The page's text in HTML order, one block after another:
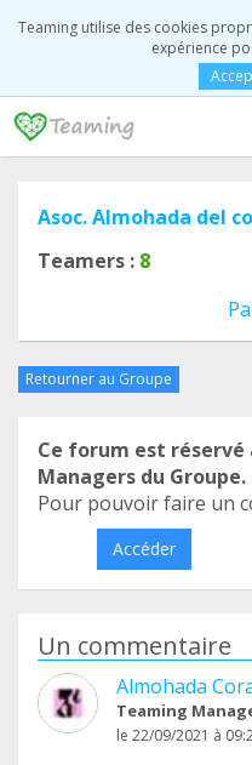
Teaming utilise des cookies
expérience
Asoc. Almohada del
Teamers : 8
Retourner au Groupe
Ce forum est
Managers du Groupe.
Pour pouvoir faire un
Accéder
Un commentaire
Almohada
Teaming
le 22/09/2021 à